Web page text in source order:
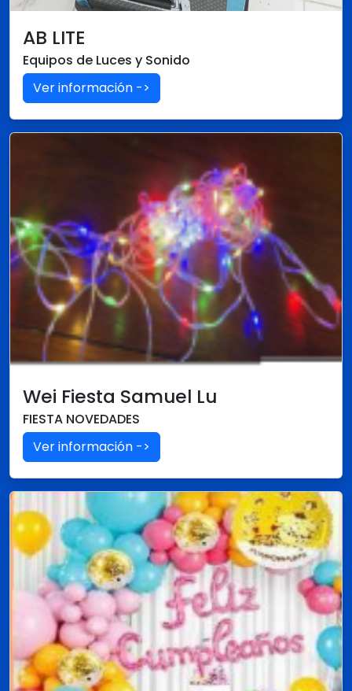
AB LITE
Equipos de Luces y Sonido
Ver información ->
Wei Fiesta Samuel Lu
FIESTA NOVEDADES
Ver información ->